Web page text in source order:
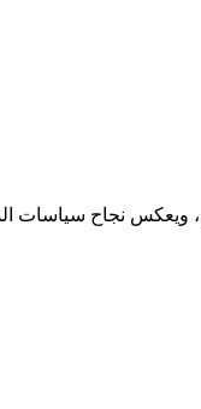
ويعكس نجاح